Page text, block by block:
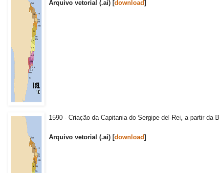
Arquivo vetorial (.ai) [download]
1590 - Criação da Capitania do Sergipe del-Rei, a partir da
Arquivo vetorial (.ai) [download]